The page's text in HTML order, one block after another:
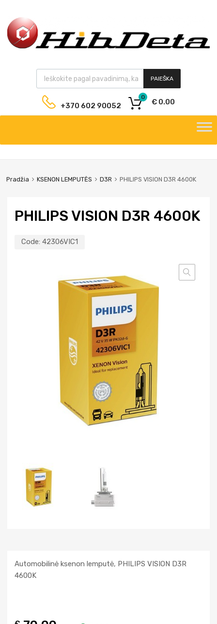
PAIEŠKA
+370 602 90052 € 0.00
0
Pradžia KSENON LEMPUTĖS D3R PHILIPS VISION D3R 4600K
PHILIPS VISION D3R 4600K
Code: 42306VIC1
Automobilinė ksenon lemputė, PHILIPS VISION D3R
4600K